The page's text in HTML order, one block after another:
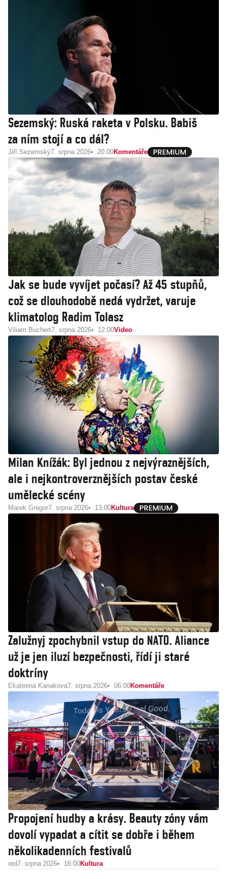
Sezemský: Ruská raketa v Polsku. Babiš
za ním stojí a co dál?
Jiří Sezemský7. srpna 2026 20:00Komentáře
Jak se bude vyvíjet počasí? Až 45 stupňů,
což se dlouhodobě nedá vydržet, varuje
klimatolog Radim Tolasz
Viliam Buchert7. srpna 2026 12:00Video
Milan Knížák: Byl jednou z nejvýraznějších,
ale i nejkontroverznějších postav české
umělecké scény
Marek Gregor7. srpna 2026 13:00Kultura
Zalužnyj zpochybnil vstup do NATO. Aliance
už je jen iluzí bezpečnosti, řídí ji staré
doktríny
Ekaterina Kanakova7. srpna 2026 06:00Komentáře
Propojení hudby a krásy. Beauty zóny vám
dovolí vypadat a cítit se dobře i během
několikadenních festivalů
red7. srpna 2026 16:00Kultura